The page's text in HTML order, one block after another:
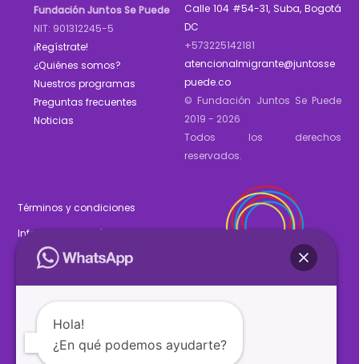
Fundación Juntos Se Puede
NIT: 901312245-5
¡Regístrate!
¿Quiénes somos?
Nuestros programas
Preguntas frecuentes
Noticias
Calle 104 #54-31, Suba, Bogotá
DC
+573225142181
atencionalmigrante@juntosse
puede.co
© Fundación Juntos Se Puede
2019 - 2026
Todos los derechos
reservados.
Términos y condiciones
Informe de gestión 2025
Estados financieros 2025
SÍGUENOS
Hola!
¿En qué podemos ayudarte?